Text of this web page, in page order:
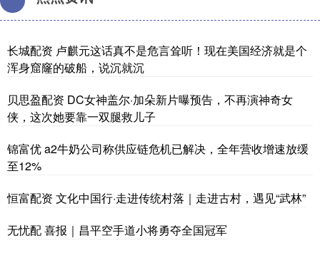
长城配资 卢麒元这话真不是危言耸听！现在美国经济就是个
浑身窟窿的破船，说沉就沉
贝思盈配资 DC女神盖尔·加朵新片曝预告，不再演神奇女
侠，这次她要靠一双腿救儿子
锦富优 a2牛奶公司称供应链危机已解决，全年营收增速放缓
至12%
恒富配资 文化中国行·走进传统村落｜走进古村，遇见“武林”
无忧配 喜报｜昌平空手道小将勇夺全国冠军